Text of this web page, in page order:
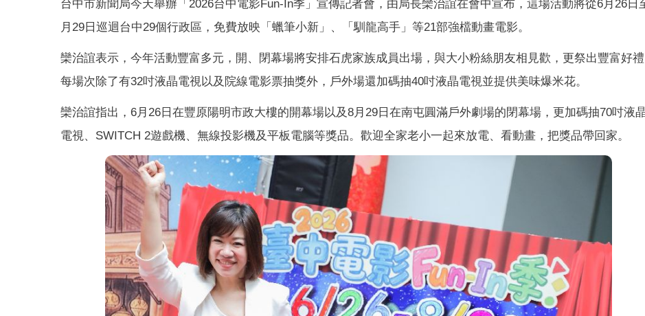
台中市新聞局今天舉辦「2026台中電影Fun-In季」宣傳記者會，由局長欒治誼在會中宣布，這場活動將從6月26日
月29日巡迴台中29個行政區，免費放映「蠟筆小新」、「馴龍高手」等21部強檔動畫電影。
欒治誼表示，今年活動豐富多元，開、閉幕場將安排石虎家族成員出場，與大小粉絲朋友相見歡，更祭出豐富好禮
每場次除了有32吋液晶電視以及院線電影票抽獎外，戶外場還加碼抽40吋液晶電視並提供美味爆米花。
欒治誼指出，6月26日在豐原陽明市政大樓的開幕場以及8月29日在南屯圓滿戶外劇場的閉幕場，更加碼抽70吋液
電視、SWITCH 2遊戲機、無線投影機及平板電腦等獎品。歡迎全家老小一起來放電、看動畫，把獎品帶回家。